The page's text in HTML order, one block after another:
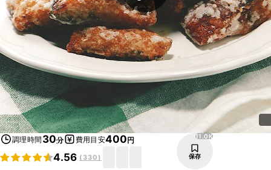
調理時間 30分 費用目安400円
4.56 ( 330)
11.0K
保存